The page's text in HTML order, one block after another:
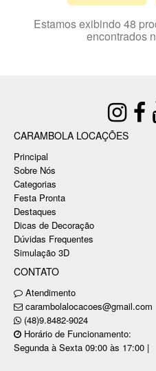
Estamos exibindo 48
encontrados
CARAMBOLA LOCAÇÕES
Principal
Sobre Nós
Categorias
Festa Pronta
Destaques
Dicas de Decoração
Dúvidas Frequentes
Simulação 3D
CONTATO
Atendimento
carambolalocacoes@gmail.com
(48)9.8482-9024
Horário de Funcionamento:
Segunda à Sexta 09:00 às 17:00 |